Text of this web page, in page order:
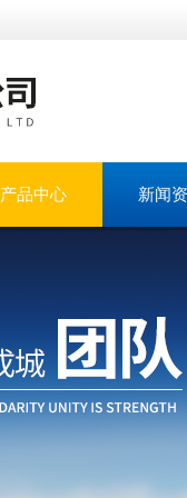
产品中心 新闻